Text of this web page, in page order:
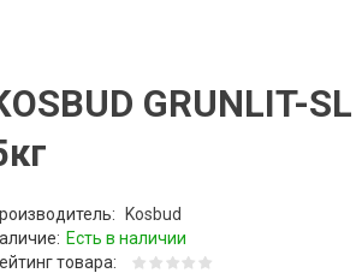
GRUNLIT-
Kosbud
Есть в наличии
товара: